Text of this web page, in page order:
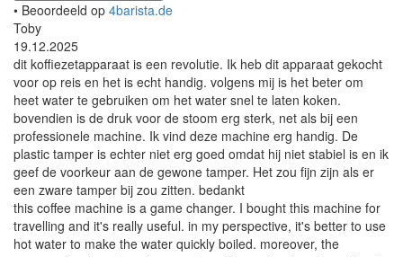
• Beoordeeld op 4barista.de
Toby
19.12.2025
dit koffiezetapparaat is een revolutie. Ik heb dit apparaat gekocht
voor op reis en het is echt handig. volgens mij is het beter om
heet water te gebruiken om het water snel te laten koken.
bovendien is de druk voor de stoom erg sterk, net als bij een
professionele machine. Ik vind deze machine erg handig. De
plastic tamper is echter niet erg goed omdat hij niet stabiel is en ik
geef de voorkeur aan de gewone tamper. Het zou fijn zijn als er
een zware tamper bij zou zitten. bedankt
this coffee machine is a game changer. I bought this machine for
travelling and it's really useful. in my perspective, it's better to use
hot water to make the water quickly boiled. moreover, the